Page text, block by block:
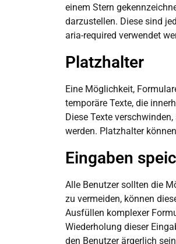
einem Stern
darzustellen. Diese sind
aria-required verwendet
Platzhalter
Eine Möglichkeit,
temporäre Texte, die
Diese Texte
werden. Platzhalter
Eingaben
Alle Benutzer sollten die
zu vermeiden, können
Ausfüllen komplexer
Wiederholung dieser
den Benutzer ärgerlich